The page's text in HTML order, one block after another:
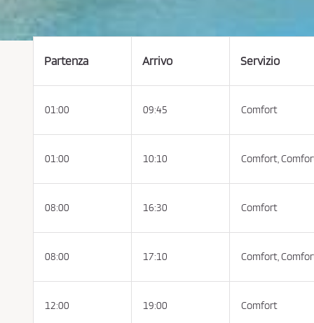
r
l
e
o
i
i
A
q
u
s
e
P
i
v
Partenza Arrivo Servizio
01:00 09:45 Comfort
01:00 10:10 Comfort,
08:00 16:30 Comfort
08:00 17:10 Comfort,
12:00 19:00 Comfort